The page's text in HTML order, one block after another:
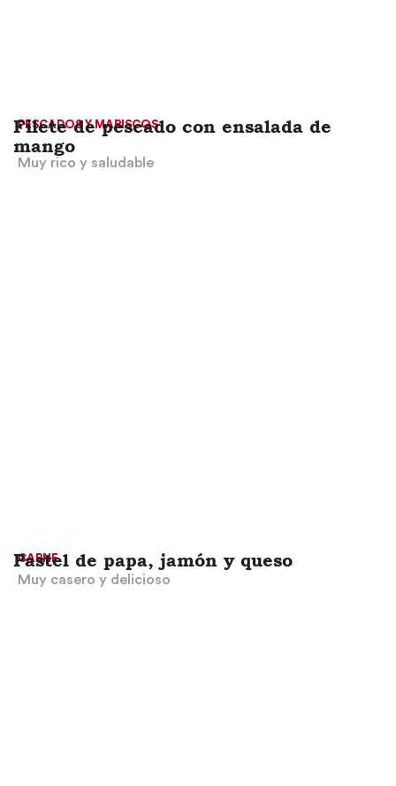
PESCADOS Y MARISCOS
Filete de pescado con ensalada de
mango
Muy rico y saludable
CARNE
Pastel de papa, jamón y queso
Muy casero y delicioso